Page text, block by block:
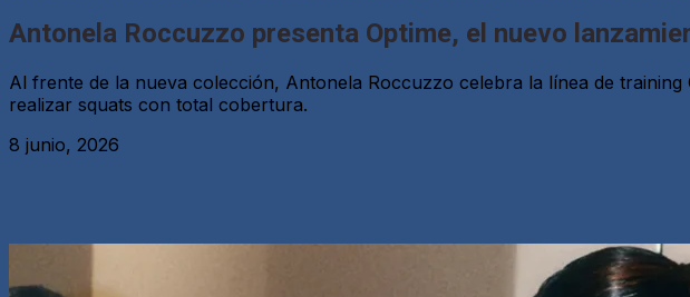
Antonela Roccuzzo presenta Optime, el nuevo
Al frente de la nueva colección, Antonela Roccuzzo celebra la línea de
realizar squats con total cobertura.
8 junio, 2026